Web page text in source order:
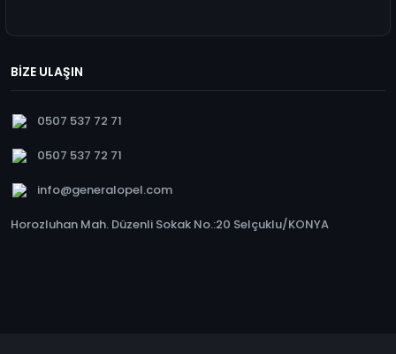
BİZE ULAŞIN
0507 537 72 71
0507 537 72 71
info@generalopel.com
Horozluhan Mah. Düzenli Sokak No.:20 Selçuklu/KONYA